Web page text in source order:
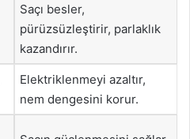
Saçı besler,
pürüzsüzleştirir, parlaklık
kazandırır.
Elektriklenmeyi azaltır,
nem dengesini korur.